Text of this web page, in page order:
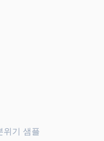
위기 샘플